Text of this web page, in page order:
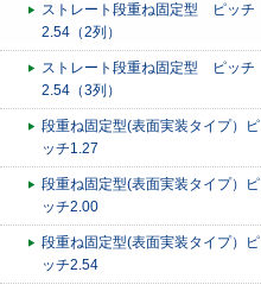
ストレート段重ね固定型 ピッチ
2.54（2列）
ストレート段重ね固定型 ピッチ
2.54（3列）
段重ね固定型(表面実装タイプ）ピ
ッチ1.27
段重ね固定型(表面実装タイプ）ピ
ッチ2.00
段重ね固定型(表面実装タイプ）ピ
ッチ2.54